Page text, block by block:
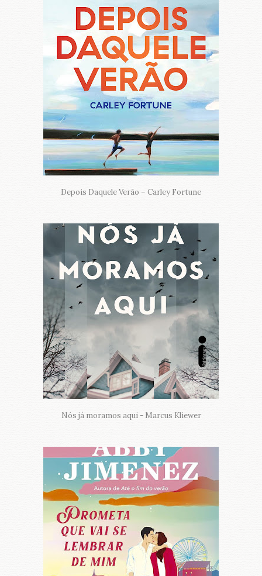
Depois Daquele Verão – Carley Fortune
Nós já moramos aqui - Marcus Kliewer